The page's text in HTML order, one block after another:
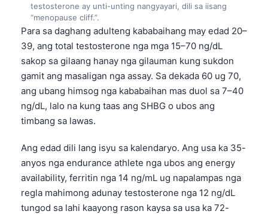
testosterone ay unti-unting nangyayari, dili sa iisang
“menopause cliff.”.
Para sa daghang adulteng kababaihang may edad 20–
39, ang total testosterone nga mga 15–70 ng/dL
sakop sa gilaang hanay nga gilauman kung sukdon
gamit ang masaligan nga assay. Sa dekada 60 ug 70,
ang ubang himsog nga kababaihan mas duol sa 7–40
ng/dL, lalo na kung taas ang SHBG o ubos ang
timbang sa lawas.
Ang edad dili lang isyu sa kalendaryo. Ang usa ka 35-
anyos nga endurance athlete nga ubos ang energy
availability, ferritin nga 14 ng/mL ug napalampas nga
regla mahimong adunay testosterone nga 12 ng/dL
tungod sa lahi kaayong rason kaysa sa usa ka 72-